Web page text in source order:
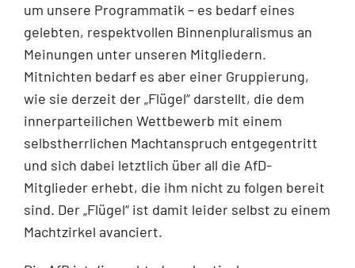
um unsere Programmatik – es bedarf eines
gelebten, respektvollen Binnenpluralismus an
Meinungen unter unseren Mitgliedern.
Mitnichten bedarf es aber einer Gruppierung,
wie sie derzeit der „Flügel“ darstellt, die dem
innerparteilichen Wettbewerb mit einem
selbstherrlichen Machtanspruch entgegentritt
und sich dabei letztlich über all die AfD-
Mitglieder erhebt, die ihm nicht zu folgen bereit
sind. Der „Flügel“ ist damit leider selbst zu einem
Machtzirkel avanciert.